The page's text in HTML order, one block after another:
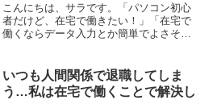
こんにちは、サラです。「パソコン初心
者だけど、在宅で働きたい！」「在宅で
働くならデータ入力とか簡単でよさそ
れる仕事が一般的でした。しかし、パソ
コンが普及し、いまではパソ...
いつも人間関係で退職してしま
う…私は在宅で働くことで解決し